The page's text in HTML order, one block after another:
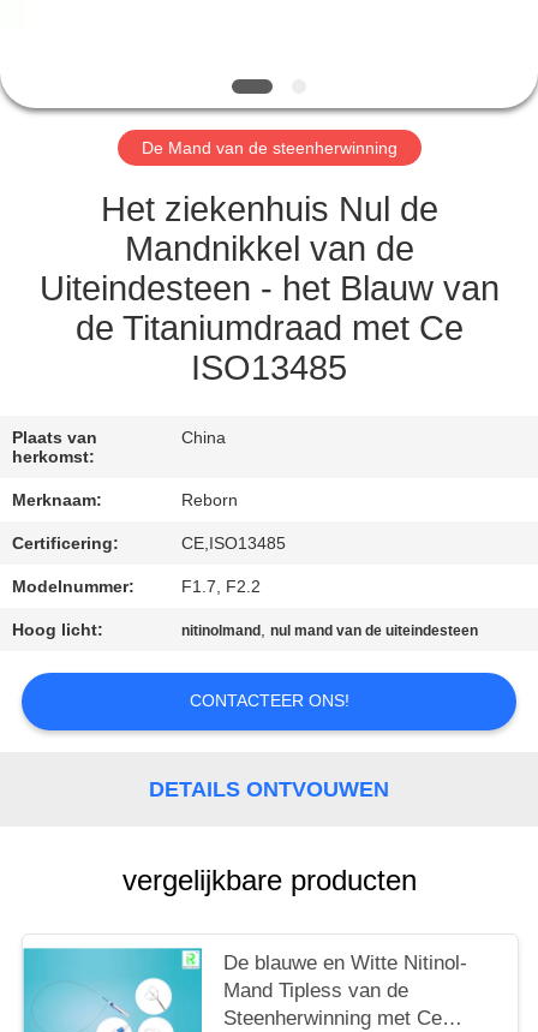
VERZOEK
SITEMAP
POLICY
De Mand van de steenherwinning
Het ziekenhuis Nul de
Mandnikkel van de
Uiteindesteen - het Blauw van
de Titaniumdraad met Ce
ISO13485
Plaats van
herkomst:
China
Merknaam: Reborn
Certificering: CE,ISO13485
Modelnummer: F1.7, F2.2
Hoog licht: nitinolmand ,nul mand van de uiteindesteen
CONTACTEER ONS!
DETAILS ONTVOUWEN
vergelijkbare producten
De blauwe en Witte Nitinol-
Mand Tipless van de
Steenherwinning met Ce